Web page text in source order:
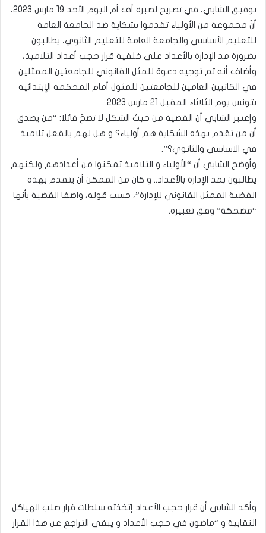
توفيق الشابي، في تصريح لصبرة أف أم اليوم الأحد 19 مارس 2023،
أنّ مجموعة من الأولياء تقدموا بشكاية ضد الجامعة العامة
للتعليم الأساسي والجامعة العامة للتعليم الثانوي، يطالبون
بضرورة مد الإدارة بالأعداد على خلفية قرار حجب أعداد التلاميذ،
وأضاف أنه تم توجيه دعوة للمثل القانوني للجامعتين الممثلين
في الكاتبين العامين للجامعتين للمثول أمام المحكمة الإبتدائية
بتونس يوم الثلاثاء المقبل 21 مارس 2023.
وإعتبر الشابي أن القضية من حيث الشكل لا تصحّ قائلا: “من يصدق
أن من تقدم بهذه الشكاية هم أولياء؟ و هل لهم بالفعل تلاميذ
في الاساسي والثانوي؟”.
وأوضح الشابي أن “الأولياء و التلاميذ تمكنوا من أعدادهم ولكنهم
يطالبون بمد الإدارة بالأعداد.. و كان من الممكن أن يتقدم بهذه
القضية الممثل القانوني للإدارة”، حسب قوله، واصفا القضية بأنها
“مضحكة” وفق تعبيره.
وأكد الشابي أن قرار حجب الأعداد إتخذته سلطات قرار صلب الهياكل
النقابية و “ماضون في حجب الأعداد و يبقى التراجع عن هذا القرار